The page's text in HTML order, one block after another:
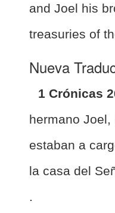
and Joel his
treasuries of
Nueva
1 Crónicas
hermano
estaban a
la casa del
.